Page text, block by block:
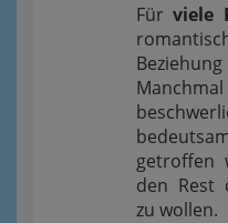
Fürviele
getroffen
den Rest
zu wollen.